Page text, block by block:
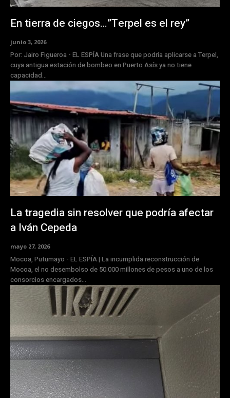
En tierra de ciegos…”Terpel es el rey”
junio 3, 2026
Por: Jairo Figueroa - EL ESPÍA Una frase que podría aplicarse a Terpel,
cuya antigua estación de bombeo en Puerto Asís ya no tiene
capacidad...
La tragedia sin resolver que podría afectar
a Iván Cepeda
mayo 27, 2026
Mocoa, Putumayo - EL ESPÍA | La incumplida reconstrucción de
Mocoa, el no desembolso de 50.000 millones de pesos a uno de los
consorcios encargados...